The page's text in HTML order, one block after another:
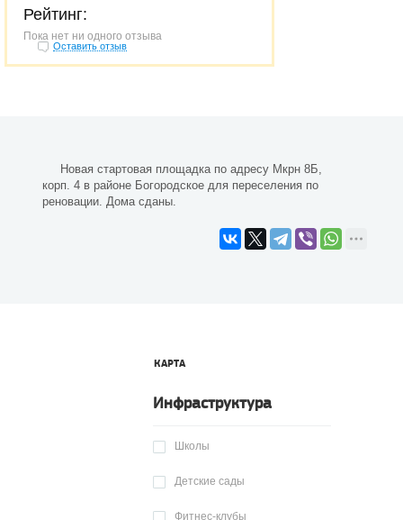
Рейтинг:
Пока нет ни одного отзыва
Оставить отзыв
Новая стартовая площадка по адресу Мкрн 8Б,
корп. 4 в районе Богородское для переселения по
реновации. Дома сданы.
КАРТА
Инфраструктура
Школы
Детские сады
Фитнес-клубы